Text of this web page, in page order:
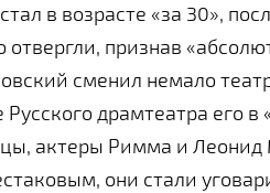
в возрасте «за 30»,
отвергли, признав
сменил немало
драмтеатра его в
актеры Римма и
они стали